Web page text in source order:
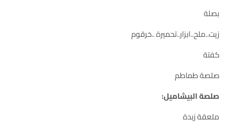
بصلة
زيت..ملح..ابزار..تحميرة ..خرقوم
كفتة
صلصة طماطم
صلصة البيشاميل:
ملعقة زبدة